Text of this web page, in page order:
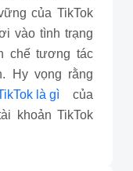
của TikTok
vào tình trạng
chế tương tác
Hy vọng rằng
là gìcủa
khoản TikTok